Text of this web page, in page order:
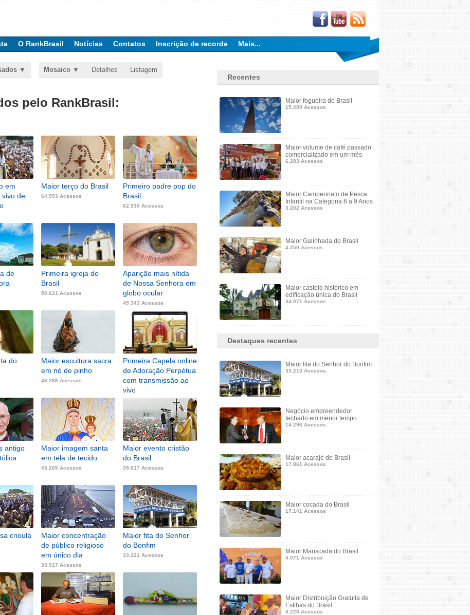
O RankBrasil Notícias Contatos Inscrição de recorde Mais...
Mosaico Detalhes Listagem
pelo RankBrasil:
em
vivo de
Maior terço do Brasil
64.993 Acessos
Primeiro padre pop do
Brasil
62.530 Acessos
de
Primeira igreja do
Brasil
50.621 Acessos
Aparição mais nítida
de Nossa Senhora em
globo ocular
49.343 Acessos
do
Maior escultura sacra
em nó de pinho
46.288 Acessos
Primeira Capela online
de Adoração Perpétua
com transmissão ao
vivo
antigo
Maior imagem santa
em tela de tecido
43.205 Acessos
Maior evento cristão
do Brasil
39.017 Acessos
crioula
Maior concentração
de público religioso
em único dia
33.917 Acessos
Maior fita do Senhor
do Bonfim
33.221 Acessos
Recentes
Maior fogueira do Brasil
15.489 Acessos
Maior volume de café passado
comercializado em um mês
6.283 Acessos
Maior Campeonato de Pesca
Infantil na Categoria 6 a 9 Anos
3.202 Acessos
Maior Galinhada do Brasil
4.250 Acessos
Maior castelo histórico em
edificação única do Brasil
34.071 Acessos
Destaques recentes
Maior fita do Senhor do Bonfim
33.213 Acessos
Negócio empreendedor
fechado em menor tempo
14.296 Acessos
Maior acarajé do Brasil
17.861 Acessos
Maior cocada do Brasil
17.141 Acessos
Maior Mariscada do Brasil
4.071 Acessos
Maior Distribuição Gratuita de
Esfihas do Brasil
4.228 Acessos